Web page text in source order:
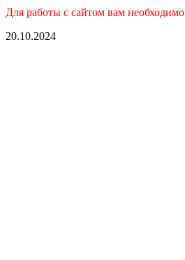
Для работы с сайтом вам необходимо
20.10.2024